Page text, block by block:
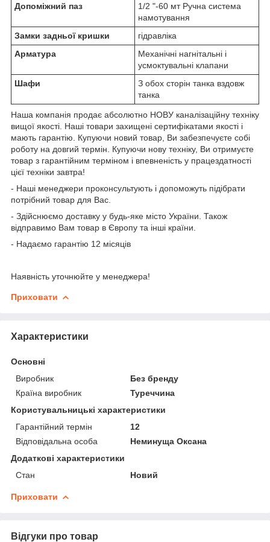
Допоміжний паз
1/2 "-60 мт Ручна система
намотування
Замки задньої кришки
гідравліка
Арматура
Механічні нагнітальні і
усмоктувальні клапани
Шафи
З обох сторін танка вздовж
танка
Наша компанія продає абсолютно НОВУ каналізаційну техніку
вищої якості. Наші товари захищені сертифікатами якості і
мають гарантію. Купуючи новий товар, Ви забезпечуєте собі
роботу на довгий термін. Купуючи нову техніку, Ви отримуєте
товар з гарантійним терміном і впевненість у працездатності
цієї техніки завтра!
- Наші менеджери проконсультують і допоможуть підібрати
потрібний товар для Вас.
- Здійснюємо доставку у будь-яке місто України. Також
відправимо Вам товар в Європу та інші країни.
- Надаємо гарантію 12 місяців
Наявність уточнюйте у менеджера!
Приховати
Характеристики
Основні
Виробник
Без бренду
Країна виробник
Туреччина
Користувальницькі характеристики
Гарантійний термін
12
Відповідальна особа
Неминуща Оксана
Додаткові характеристики
Стан
Новий
Приховати
Відгуки про товар